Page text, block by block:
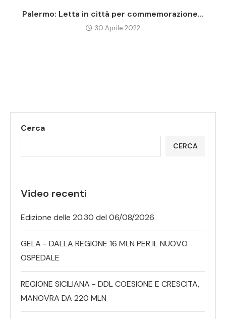
Palermo: Letta in città per commemorazione...
30 Aprile 2022
Cerca
CERCA
Video recenti
Edizione delle 20.30 del 06/08/2026
GELA - DALLA REGIONE 16 MLN PER IL NUOVO
OSPEDALE
REGIONE SICILIANA - DDL COESIONE E CRESCITA,
MANOVRA DA 220 MLN